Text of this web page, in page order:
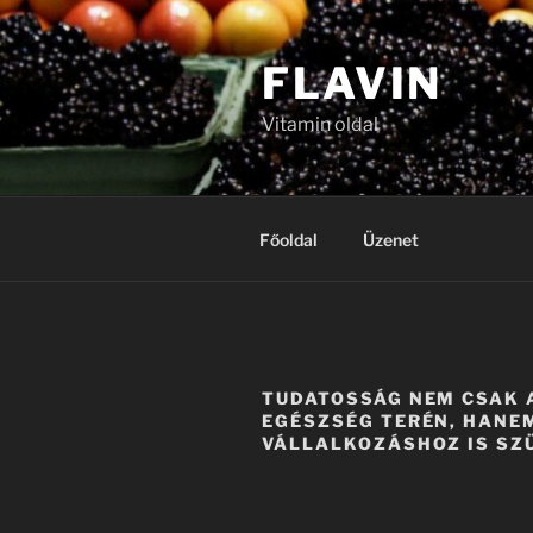
Tartalomhoz
FLAVIN
Vitamin oldal
Főoldal Üzenet
TUDATOSSÁG NEM CSAK
EGÉSZSÉG TERÉN,
VÁLLALKOZÁSHOZ IS